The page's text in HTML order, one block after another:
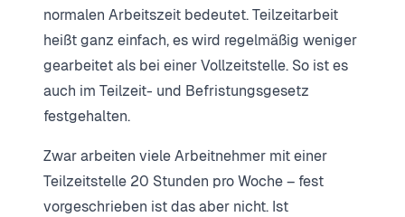
normalen Arbeitszeit bedeutet. Teilzeitarbeit
heißt ganz einfach, es wird regelmäßig weniger
gearbeitet als bei einer Vollzeitstelle. So ist es
auch im Teilzeit- und Befristungsgesetz
festgehalten.
Zwar arbeiten viele Arbeitnehmer mit einer
Teilzeitstelle 20 Stunden pro Woche – fest
vorgeschrieben ist das aber nicht. Ist